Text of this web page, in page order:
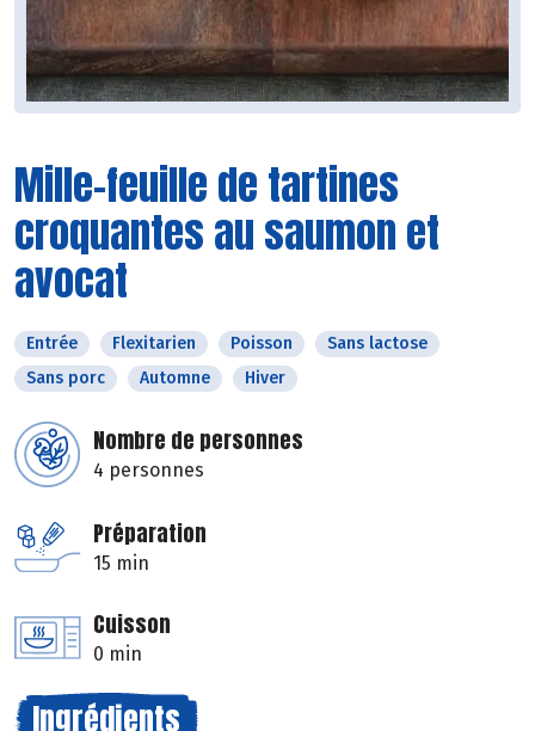
Mille-feuille de tartines
croquantes au saumon et
avocat
Entrée Flexitarien Poisson
Sans lactose
Sans porc
Automne Hiver
Nombre de personnes
4 personnes
Préparation
15 min
Cuisson
0 min
Ingrédients